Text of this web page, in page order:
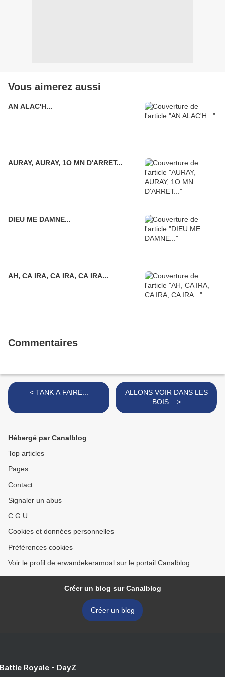
Vous aimerez aussi
AN ALAC'H...
AURAY, AURAY, 1O MN D'ARRET...
DIEU ME DAMNE...
AH, CA IRA, CA IRA, CA IRA...
Commentaires
< TANK A FAIRE...
ALLONS VOIR DANS LES
BOIS... >
Hébergé par Canalblog
Top articles
Pages
Contact
Signaler un abus
C.G.U.
Cookies et données personnelles
Préférences cookies
Voir le profil de erwandekeramoal sur le portail Canalblog
Créer un blog sur Canalblog
Créer un blog
Royale - DayZ